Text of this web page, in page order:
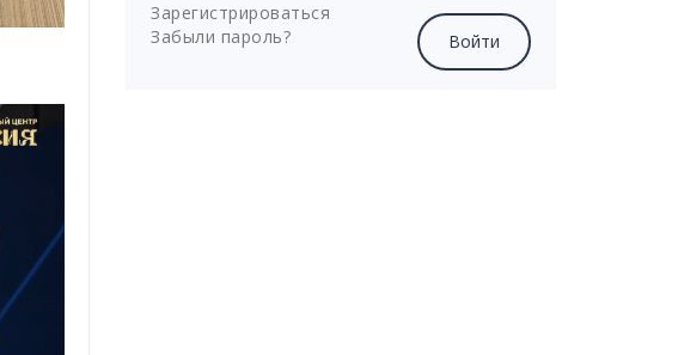
Войти
Зарегистрироваться
Забыли пароль?